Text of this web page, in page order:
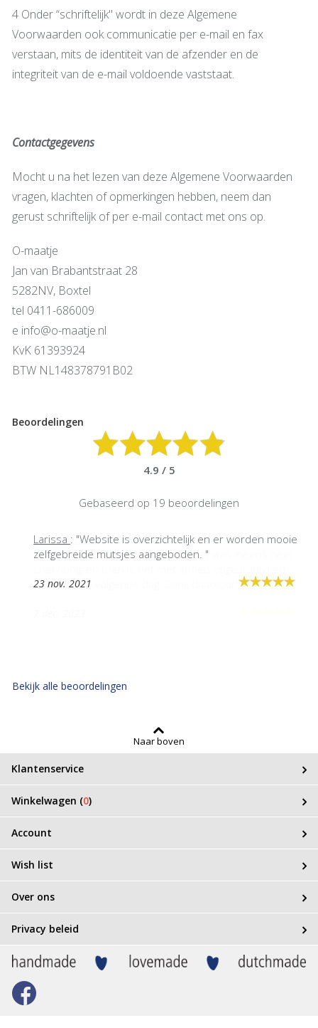
4 Onder “schriftelijk" wordt in deze Algemene
Voorwaarden ook communicatie per e-mail en fax
verstaan, mits de identiteit van de afzender en de
integriteit van de e-mail voldoende vaststaat.
Contactgegevens
Mocht u na het lezen van deze Algemene Voorwaarden
vragen, klachten of opmerkingen hebben, neem dan
gerust schriftelijk of per e-mail contact met ons op.
O-maatje
Jan van Brabantstraat 28
5282NV, Boxtel
tel 0411-686009
e info@o-maatje.nl
KvK 61393924
BTW NL148378791B02
Beoordelingen
4.9 / 5
Gebaseerd op 19 beoordelingen
Larissa : "Website is overzichtelijk en er worden mooie
zelfgebreide mutsjes aangeboden. "
23 nov. 2021
Josanne
Bekijk alle beoordelingen
Naar boven
Klantenservice
Winkelwagen (0)
Account
Wish list
Over ons
Privacy beleid